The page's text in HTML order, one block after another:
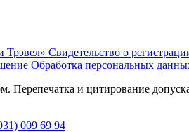
Свидетельство о
Обработка персональных
Перепечатка и цитирование
009 69 94